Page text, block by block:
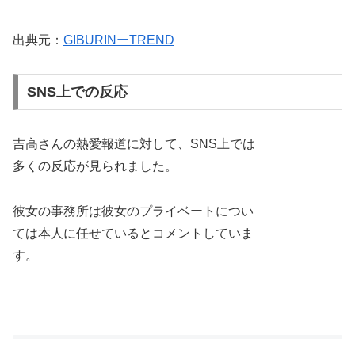
出典元： GIBURINーTREND
SNS上での反応
吉高さんの熱愛報道に対して、SNS上では
多くの反応が見られました。
彼女の事務所は彼女のプライベートについ
ては本人に任せているとコメントしていま
す​。